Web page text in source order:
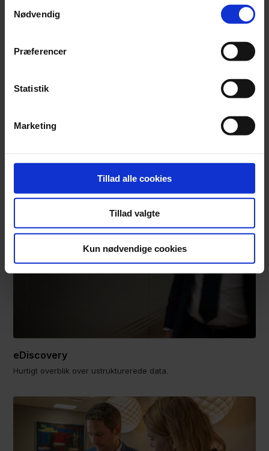
Nødvendig
Præferencer
Statistik
Marketing
Tillad alle cookies
Tillad valgte
Kun nødvendige cookies
FOCUS Udbud
eDiscovery
Hurtigt overblik over ustrukturerede data.